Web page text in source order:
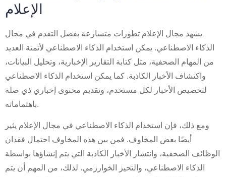
الإعلام
يشهد مجال الإعلام تطورات متسارعة بفضل التقدم في مجال
الذكاء الاصطناعي. يمكن استخدام الذكاء الاصطناعي لأتمتة العديد
من المهام الصحفية، مثل كتابة التقارير الإخبارية، وتحليل البيانات،
واكتشاف الأخبار الكاذبة. كما يمكن استخدام الذكاء الاصطناعي
لتخصيص الأخبار لكل مستخدم، وتقديم محتوى إخباري ذي صلة
باهتماماته.
ومع ذلك، فإن استخدام الذكاء الاصطناعي في مجال الإعلام يثير
أيضًا بعض المخاوف. فمن بين هذه المخاوف احتمال فقدان
الوظائف الصحفية، وانتشار الأخبار الكاذبة التي يتم إنشاؤها بواسطة
الذكاء الاصطناعي، والتحيز الخوارزمي. لذلك، من المهم أن يتم